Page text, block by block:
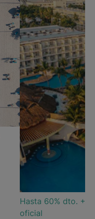
Hasta 60% dto. +
oficial